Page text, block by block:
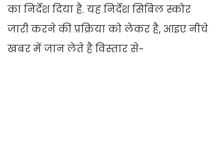
का निर्देश दिया है. यह निर्देश सिबिल स्कोर
जारी करने की प्रक्रिया को लेकर है, आइए नीचे
खबर में जान लेते है विस्तार से-